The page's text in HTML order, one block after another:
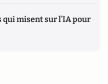
qui misent sur l’IA pour